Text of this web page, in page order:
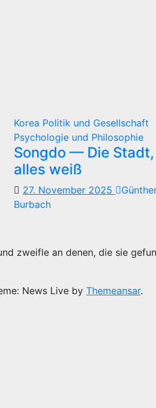
Korea Politik und Gesellschaft
Psychologie und Philosophie
Songdo — Die
alles weiß
27. November 2025
Burbach
zweifle an denen, die sie
News Live by Themeansar.